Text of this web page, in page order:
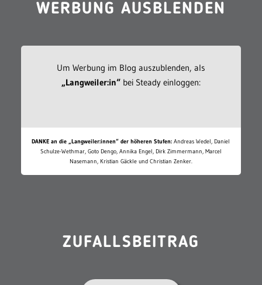
WERBUNG AUSBLENDEN
Um Werbung im Blog auszublenden, als
„Langweiler:in“bei Steady einloggen:
DANKE an die „Langweiler:innen“ der höheren Stufen: Andreas Wedel, Daniel
Schulze-Wethmar, Goto Dengo, Annika Engel, Dirk Zimmermann, Marcel
Nasemann, Kristian Gäckle und Christian Zenker.
ZUFALLSBEITRAG